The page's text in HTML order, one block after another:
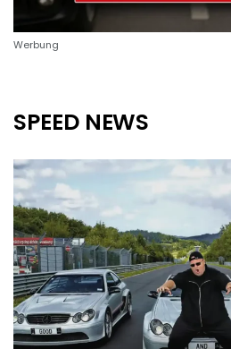
Werbung
SPEED NEWS